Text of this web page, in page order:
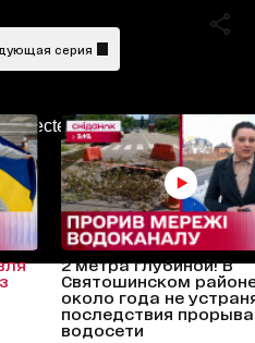
серия
2 метра глубиной! В
Святошинском
около года не
последствия прорыва
водосети